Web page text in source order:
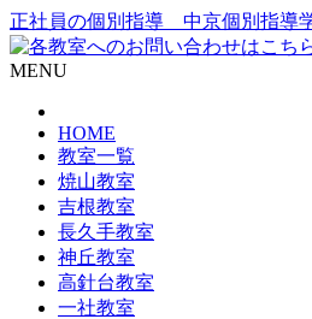
正社員の個別指導 中京個別指導
MENU
HOME
教室一覧
焼山教室
吉根教室
長久手教室
神丘教室
高針台教室
一社教室